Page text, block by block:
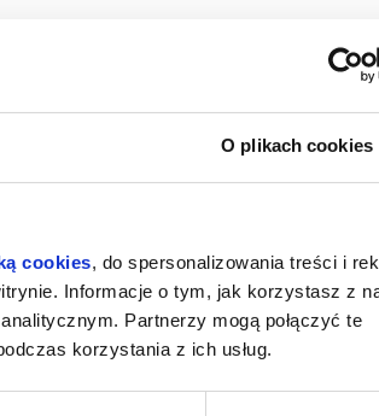
O plikach cookies
cookies, do spersonalizowania treści i
Informacje o tym, jak korzystasz z
Partnerzy mogą połączyć te
korzystania z ich usług.
SPIDER-MAN. CAŁKIEM NOWY DZIEŃ